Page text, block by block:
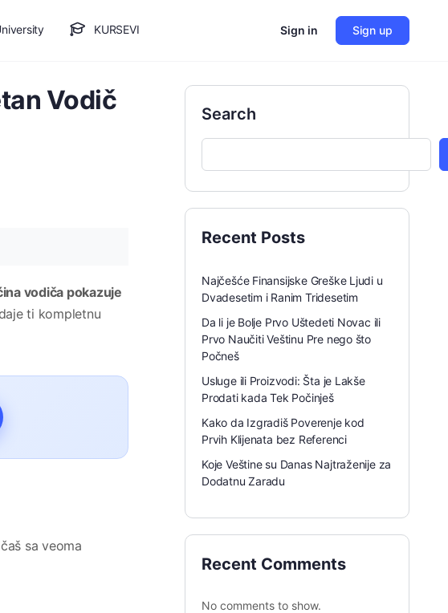
KURSEVI Sign in Sign up
Vodič
vodiča pokazuje
ti kompletnu
sa veoma
Search
Recent Posts
Najčešće Finansijske Greške Ljudi u
Dvadesetim i Ranim Tridesetim
Da li je Bolje Prvo Uštedeti Novac ili
Prvo Naučiti Veštinu Pre nego što
Počneš
Usluge ili Proizvodi: Šta je Lakše
Prodati kada Tek Počinješ
Kako da Izgradiš Poverenje kod
Prvih Klijenata bez Referenci
Koje Veštine su Danas Najtraženije za
Dodatnu Zaradu
Recent Comments
No comments to show.